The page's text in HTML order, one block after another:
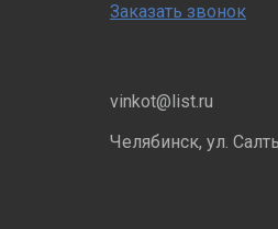
Заказать звонок
vinkot@list.ru
Челябинск, ул.